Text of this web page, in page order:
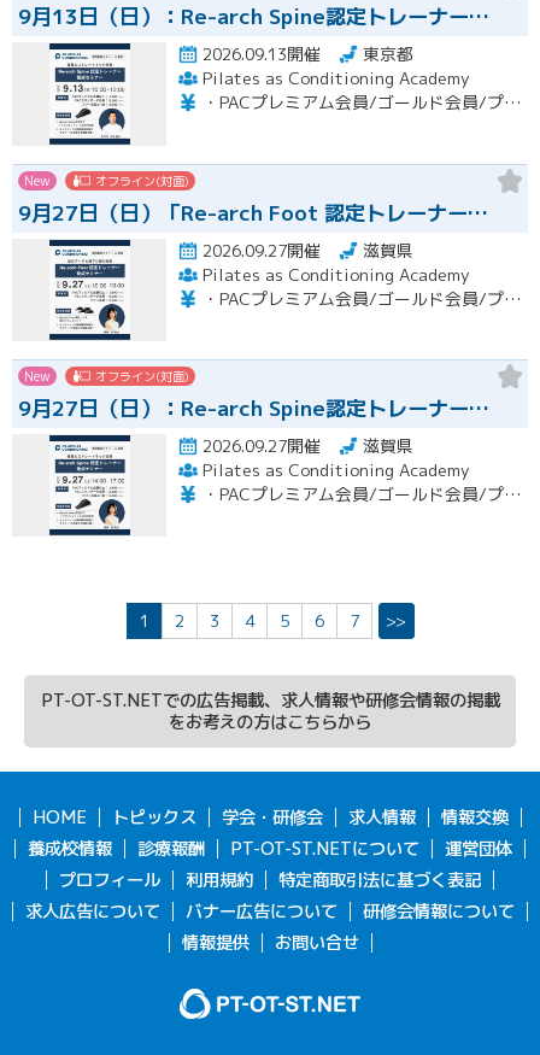
9月13日（日）：Re-arch Spine認定トレーナー…
2026.09.13開催
東京都
Pilates as Conditioning Academy
・PACプレミアム会員/ゴールド会員/プラチナ会員：9,900円（税込） ・PACスタンダード会員：13,200円（税込） ・フリー会員：16,500円（税込）
New オフライン(対面)
9月27日（日）「Re-arch Foot 認定トレーナー…
2026.09.27開催
滋賀県
Pilates as Conditioning Academy
・PACプレミアム会員/ゴールド会員/プラチナ会員：9,900円（税込） ・PACスタンダード会員：13,200円（税込） ・フリー会員：16,500円（税込）
New オフライン(対面)
9月27日（日）：Re-arch Spine認定トレーナー…
2026.09.27開催
滋賀県
Pilates as Conditioning Academy
・PACプレミアム会員/ゴールド会員/プラチナ会員：9,900円（税込） ・PACスタンダード会員：13,200円（税込） ・フリー会員：16,500円（税込）
1 2 3 4 5 6 7 >>
PT-OT-ST.NETでの広告掲載、求人情報や研修会情報の掲載
をお考えの方はこちらから
HOME トピックス 学会・研修会 求人情報
情報交換
養成校情報
診療報酬 PT-OT-ST.NETについて
運営団体
プロフィール
利用規約
特定商取引法に基づく表記
求人広告について
バナー広告について
研修会情報について
情報提供
お問い合せ